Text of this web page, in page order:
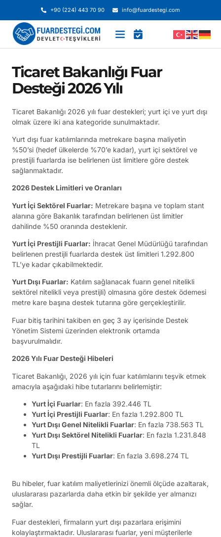
+90 (224) 443 70 90 info@fuardestegi.com
Ticaret Bakanlığı Fuar
Desteği 2026 Yılı
Ticaret Bakanlığı 2026 yılı fuar destekleri; yurt içi ve yurt dışı
olmak üzere iki ana kategoride sunulmaktadır.
Yurt dışı fuar katılımlarında metrekare başına maliyetin
%50’si (hedef ülkelerde %70’e kadar), yurt içi sektörel ve
prestijli fuarlarda ise belirlenen üst limitlere göre destek
sağlanmaktadır.
2026 Destek Limitleri ve Oranları
Yurt İçi Sektörel Fuarlar: Metrekare başına ve toplam stant
alanına göre Bakanlık tarafından belirlenen üst limitler
dahilinde %50 oranında desteklenir.
Yurt İçi Prestijli Fuarlar: İhracat Genel Müdürlüğü tarafından
belirlenen prestijli fuarlarda destek üst limitleri 1.292.800
TL’ye kadar çıkabilmektedir.
Yurt Dışı Fuarlar: Katılım sağlanacak fuarın genel nitelikli
sektörel nitelikli veya prestijli) olmasına göre destek ödemesi
metre kare başına destek tutarına göre gerçekleştirilir.
Fuar bitiş tarihini takiben en geç 3 ay içerisinde Destek
Yönetim Sistemi üzerinden elektronik ortamda
başvurulmalıdır.
2026 Yılı Fuar Desteği Hibeleri
Ticaret Bakanlığı, 2026 yılı için fuar katılımlarını teşvik etmek
amacıyla aşağıdaki hibe tutarlarını belirlemiştir:
Yurt İçi Fuarlar: En fazla 392.446 TL
Yurt İçi Prestijli Fuarlar: En fazla 1.292.800 TL
Yurt Dışı Genel Nitelikli Fuarlar: En fazla 738.563 TL
Yurt Dışı Sektörel Nitelikli Fuarlar: En fazla 1.231.848
TL
Yurt Dışı Prestijli Fuarlar: En fazla 3.698.274 TL
Bu hibeler, fuar katılım maliyetlerinizi önemli ölçüde azaltarak,
uluslararası pazarlarda daha etkin bir şekilde yer almanızı
sağlar.
Fuar destekleri, firmaların yurt dışı pazarlara erişimini
kolaylaştırmaktadır. Uluslararası fuarlar, yeni müşterilerle